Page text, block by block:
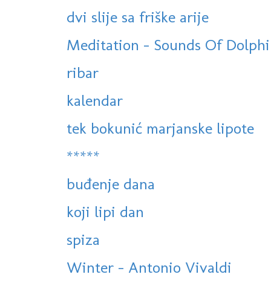
dvi slije sa friške arije
Meditation - Sounds Of
ribar
kalendar
tek bokunić marjanske lipote
*****
buđenje dana
koji lipi dan
spiza
Winter - Antonio Vivaldi